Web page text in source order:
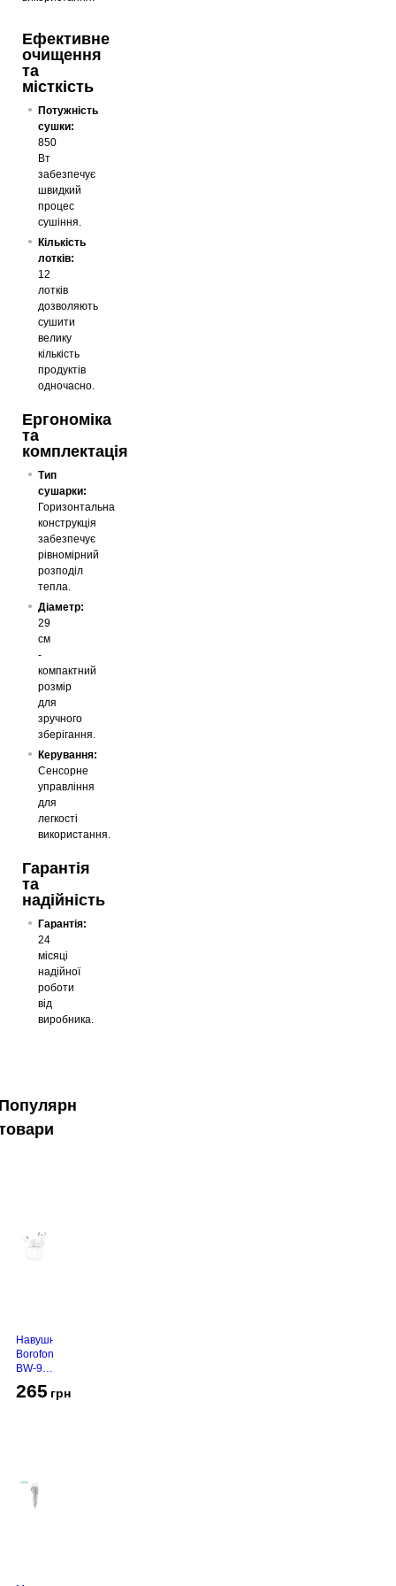
Ефективне
очищення
та
місткість
Потужність
сушки:
850
Вт
забезпечує
швидкий
процес
сушіння.
Кількість
лотків:
12
лотків
дозволяють
сушити
велику
кількість
продуктів
одночасно.
Ергономіка
та
комплектація
Тип
сушарки:
Горизонтальна
конструкція
забезпечує
рівномірний
розподіл
тепла.
Діаметр:
29
см
-
компактний
розмір
для
зручного
зберігання.
Керування:
Сенсорне
управління
для
легкості
використання.
Гарантія
та
надійність
Гарантія:
24
місяці
надійної
роботи
від
виробника.
Навушники
Borofone
BW-94
White
265 грн